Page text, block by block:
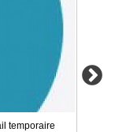
temporaire